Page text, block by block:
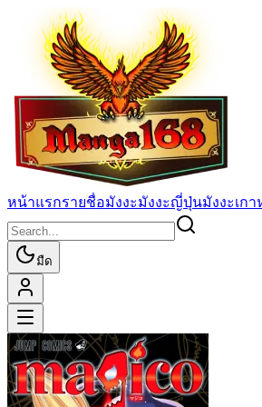
หน้าแรกรายชื่อมังงะมังงะญี่ปุ่นมังงะเกา
มืด